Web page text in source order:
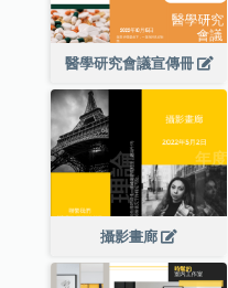
醫學研究會議宣傳冊
攝影畫廊